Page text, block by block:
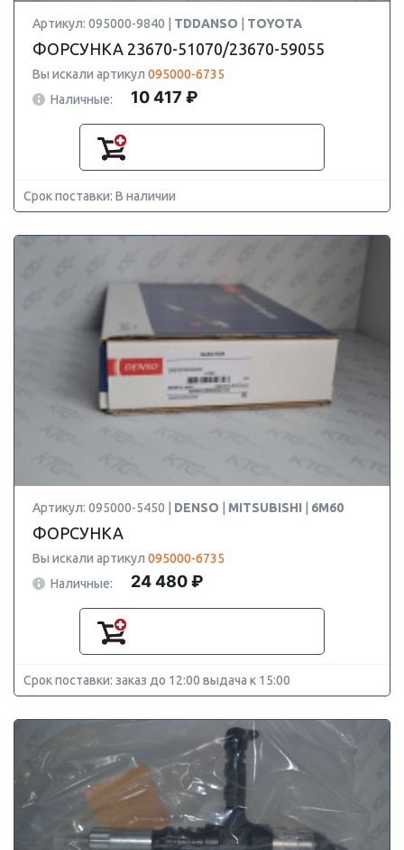
Артикул: 095000-9840 | TDDANSO TOYOTA
ФОРСУНКА 23670-51070/23670-59055
Вы искали артикул 095000-6735
Наличные:
10 417 ₽
Срок поставки: В наличии
Артикул: 095000-5450 | DENSO MITSUBISHI 6M60
ФОРСУНКА
Вы искали артикул 095000-6735
Наличные:
24 480 ₽
Срок поставки: заказ до 12:00 выдача к 15:00